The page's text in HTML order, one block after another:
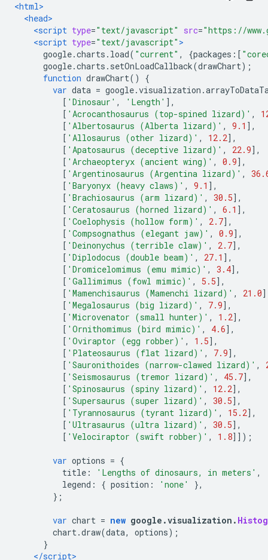
<html>
<head>
<script type="text/javascript" src="https://
<script type="text/javascript" >
google.charts . load( "current" , {packages :[
google.charts . setOnLoadCallback(drawChart);
function drawChart()
{
var data = google.visualization .
[ 'Dinosaur' , 'Length' ],
[ 'Acrocanthosaurus (top-spined lizard)' ,
[ 'Albertosaurus (Alberta lizard)' , 9.1 ],
[ 'Allosaurus (other lizard)' , 12.2],
[ 'Apatosaurus (deceptive lizard)' , 22.9],
[ 'Archaeopteryx (ancient wing)' , 0.9],
[ 'Argentinosaurus (Argentina lizard)' ,
[ 'Baryonyx (heavy claws)' , 9.1 ],
[ 'Brachiosaurus (arm lizard)' , 30.5],
[ 'Ceratosaurus (horned lizard)' , 6.1 ],
[ 'Coelophysis (hollow form)' , 2.7],
[ 'Compsognathus (elegant jaw)' , 0.9],
[ 'Deinonychus (terrible claw)' , 2.7],
[ 'Diplodocus (double beam)' , 27.1 ],
[ 'Dromicelomimus (emu mimic)' , 3.4],
[ 'Gallimimus (fowl mimic)' , 5.5],
[ 'Mamenchisaurus (Mamenchi lizard)' , 21.0
[ 'Megalosaurus (big lizard)' , 7.9],
[ 'Microvenator (small hunter)' , 1.2],
[ 'Ornithomimus (bird mimic)' , 4.6],
[ 'Oviraptor (egg robber)' , 1.5],
[ 'Plateosaurus (flat lizard)' , 7.9],
[ 'Sauronithoides (narrow-clawed lizard)' ,
[ 'Seismosaurus (tremor lizard)' , 45.7],
[ 'Spinosaurus (spiny lizard)' , 12.2],
[ 'Supersaurus (super lizard)' , 30.5],
[ 'Tyrannosaurus (tyrant lizard)' , 15.2],
[ 'Ultrasaurus (ultra lizard)' , 30.5],
[ 'Velociraptor (swift robber)' , 1.8]]);
var options = {
title : 'Lengths of dinosaurs, in meters' ,
legend : { position : 'none'
},
};
var chart = new google .visualization .
chart.draw(data, options);
}
</script>